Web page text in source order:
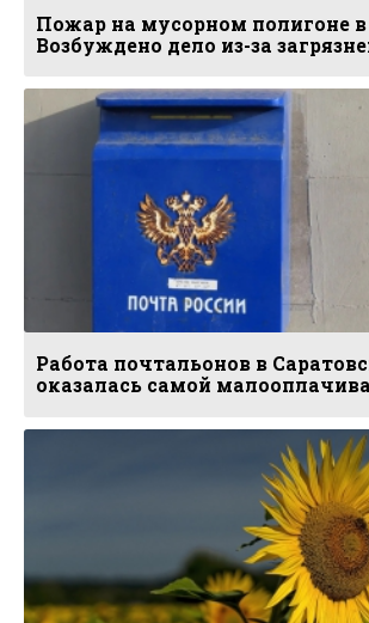
Пожар на мусорном полигоне в
Возбуждено дело из-за
Работа почтальонов в
оказалась самой